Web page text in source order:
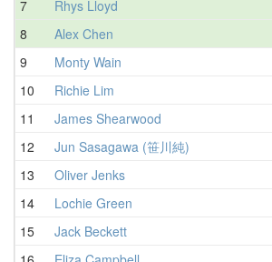
7
Rhys Lloyd
8
Alex Chen
9
Monty Wain
10
Richie Lim
11
James Shearwood
12
Jun Sasagawa (笹川純)
13
Oliver Jenks
14
Lochie Green
15
Jack Beckett